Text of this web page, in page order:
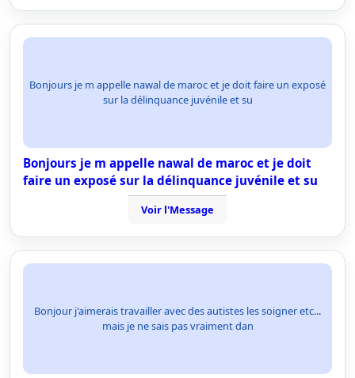
Bonjours je m appelle nawal de maroc et je doit faire un exposé
sur la délinquance juvénile et su
Bonjours je m appelle nawal de maroc et je doit
faire un exposé sur la délinquance juvénile et su
Voir l'Message
Bonjour j'aimerais travailler avec des autistes les soigner etc...
mais je ne sais pas vraiment dan